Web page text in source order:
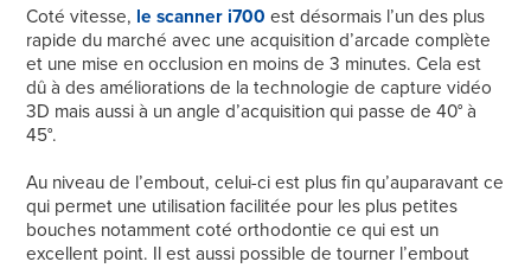
Coté vitesse, le scanner i700 est désormais l’un des plus
rapide du marché avec une acquisition d’arcade complète
et une mise en occlusion en moins de 3 minutes. Cela est
dû à des améliorations de la technologie de capture vidéo
3D mais aussi à un angle d’acquisition qui passe de 40° à
45°.
Au niveau de l’embout, celui-ci est plus fin qu’auparavant ce
qui permet une utilisation facilitée pour les plus petites
bouches notamment coté orthodontie ce qui est un
excellent point. Il est aussi possible de tourner l’embout